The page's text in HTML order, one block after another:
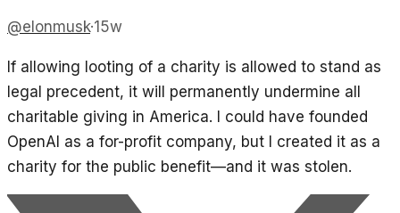
@elonmusk·15w
If allowing looting of a charity is allowed to stand as
legal precedent, it will permanently undermine all
charitable giving in America. I could have founded
OpenAI as a for-profit company, but I created it as a
charity for the public benefit—and it was stolen.